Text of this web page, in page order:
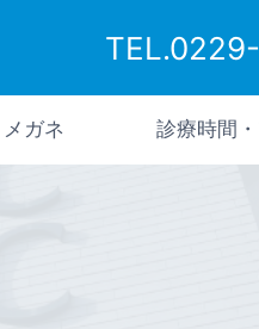
ガネ 診療時間